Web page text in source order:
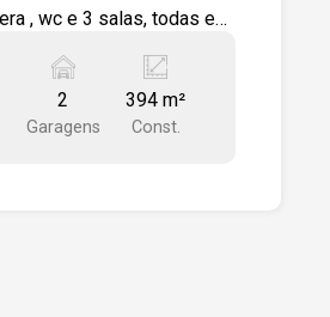
, wc e 3 salas, todas em
com corredor lateral, 1
2
Garagens
394 m²
Const.